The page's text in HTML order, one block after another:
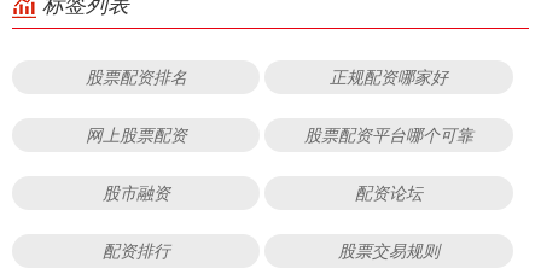
标签列表
股票配资排名 正规配资哪家好
网上股票配资 股票配资平台哪个可靠
股市融资 配资论坛
配资排行 股票交易规则